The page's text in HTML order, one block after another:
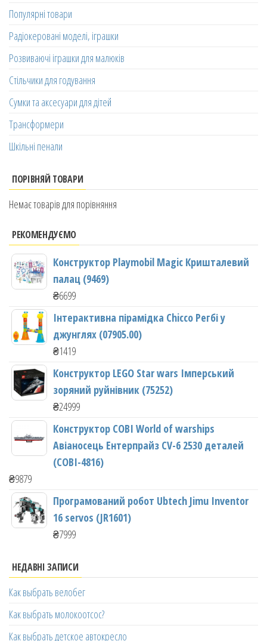
Популярні товари
Радіокеровані моделі, іграшки
Розвиваючі іграшки для малюків
Стільчики для годування
Сумки та аксесуари для дітей
Трансформери
Шкільні пенали
ПОРІВНЯЙ ТОВАРИ
Немає товарів для порівняння
РЕКОМЕНДУЄМО
Конструктор Playmobil Magic Кришталевий
палац (9469)
₴6699
Інтерактивна пірамідка Chicco Регбі у
джунглях (07905.00)
₴1419
Конструктор LEGO Star wars Імперський
зоряний руйнівник (75252)
₴24999
Конструктор COBI World of warships
Авіаносець Ентерпрайз CV-6 2530 деталей
(COBI-4816)
₴9879
Програмований робот Ubtech Jimu Inventor
16 servos (JR1601)
₴7999
НЕДАВНІ ЗАПИСИ
Как выбрать велобег
Как выбрать молокоотсос?
Как выбрать детское автокресло